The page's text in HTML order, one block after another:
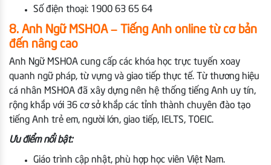
Số điện thoại: 1900 63 65 64
8. Anh Ngữ MSHOA – Tiếng Anh online từ cơ bản
đến nâng cao
Anh Ngữ MSHOA cung cấp các khóa học trực tuyến xoay
quanh ngữ pháp, từ vựng và giao tiếp thực tế. Từ thương hiệu
cá nhân MSHOA đã xây dựng nên hệ thống tiếng Anh uy tín,
rộng khắp với 36 cơ sở khắp các tỉnh thành chuyên đào tạo
tiếng Anh trẻ em, người lớn, giao tiếp, IELTS, TOEIC.
Ưu điểm nổi bật:
Giáo trình cập nhật, phù hợp học viên Việt Nam.